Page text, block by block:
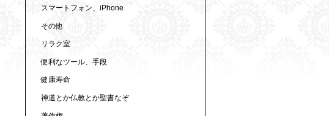
スマートフォン、iPhone
その他
リラク室
便利なツール、手段
健康寿命
神道とか仏教とか聖書なぞ